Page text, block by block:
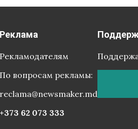
Реклама
Рекламодателям
По вопросам рекламы:
reclama@newsmaker.md
+373 62 073 333